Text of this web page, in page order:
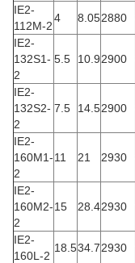
IE2-
112M-2
4 8.052880
IE2-
132S1-
2
5.5 10.92900
IE2-
132S2-
2
7.5 14.52900
IE2-
160M1-
2
11 21 2930
IE2-
160M2-
2
15 28.42930
IE2-
160L-2
18.534.72930